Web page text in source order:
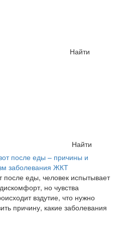
Найти
Найти
после еды – причины и
заболевания ЖКТ
после еды, человек испытывает
но чувства
вздутие, что нужно
причину, какие заболевания